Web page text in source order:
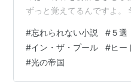
ずっと覚えてるんですよ。
子と一緒に歩くんですよね
キュンさせるんですよねぇ
ださいね！ 奥田英朗 「イ
#忘れられない小説 #５選
#イン・ザ・プール #ヒー
#光の帝国